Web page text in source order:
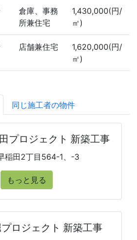
倉庫、事務
所兼住宅
1,430,000(円/
㎡)
店舗兼住宅
1,620,000(円/
㎡)
同じ施工者の物件
プロジェクト 新築工事
稲田2丁目564-1、-3
もっと見る
ロジェクト 新築工事